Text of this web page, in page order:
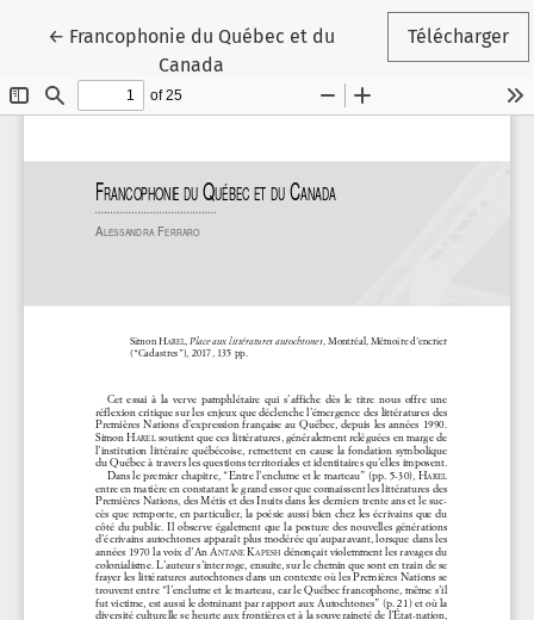
← Retourner aux informations sur l'article
Francophonie du Québec et du
Canada
Télécharger